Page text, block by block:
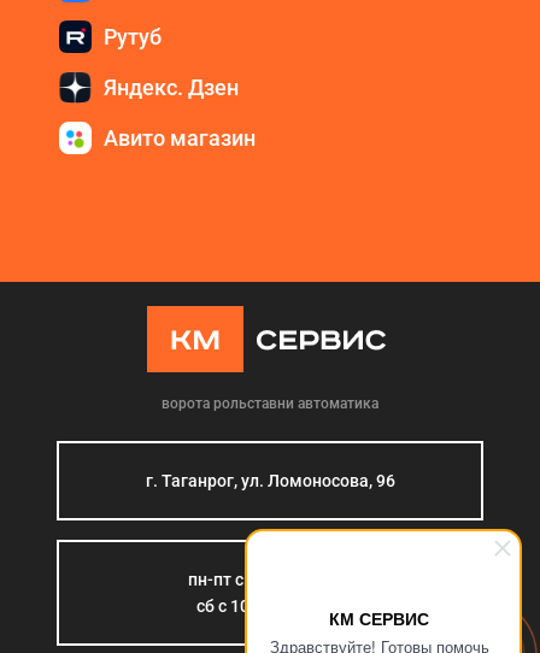
КМ СЕРВИС
Здравствуйте! Готовы помочь
Рутуб
Яндекс. Дзен
Авито магазин
ворота рольставни автоматика
г. Таганрог, ул. Ломоносова, 96
пн-пт с 9:00 до 18:00
сб с 10:00 до 15:00